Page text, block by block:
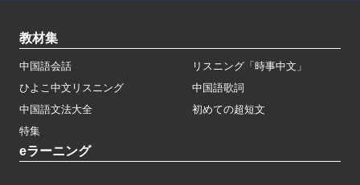
教材集
中国語会話
リスニング「時事中文」
ひよこ中文リスニング
中国語歌詞
中国語文法大全
初めての超短文
特集
eラーニング